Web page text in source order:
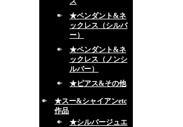
★ペンダント&ネ
ックレス（シルバ
ー）
★ペンダント&ネ
ックレス（ノンシ
ルバー）
★ピアス&その他
★スー&シャイアンetc
作品
★シルバージュエ